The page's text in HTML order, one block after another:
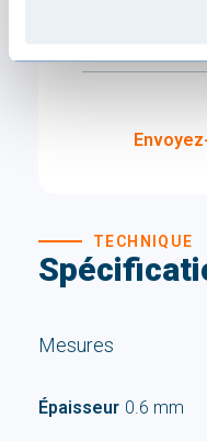
Nous
TECHNIQUE
Mesures
Épaisseur 0.6 mm